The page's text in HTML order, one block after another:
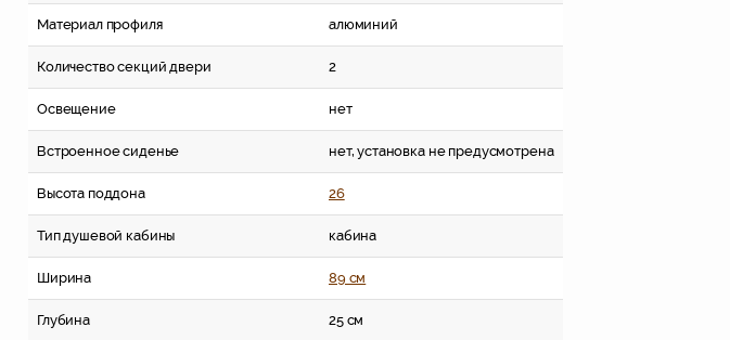
Материал профиля алюминий
Количество секций двери 2
Освещение нет
Встроенное сиденье нет, установка не предусмотрена
Высота поддона 26
Тип душевой кабины кабина
Ширина 89 см
Глубина 25 см